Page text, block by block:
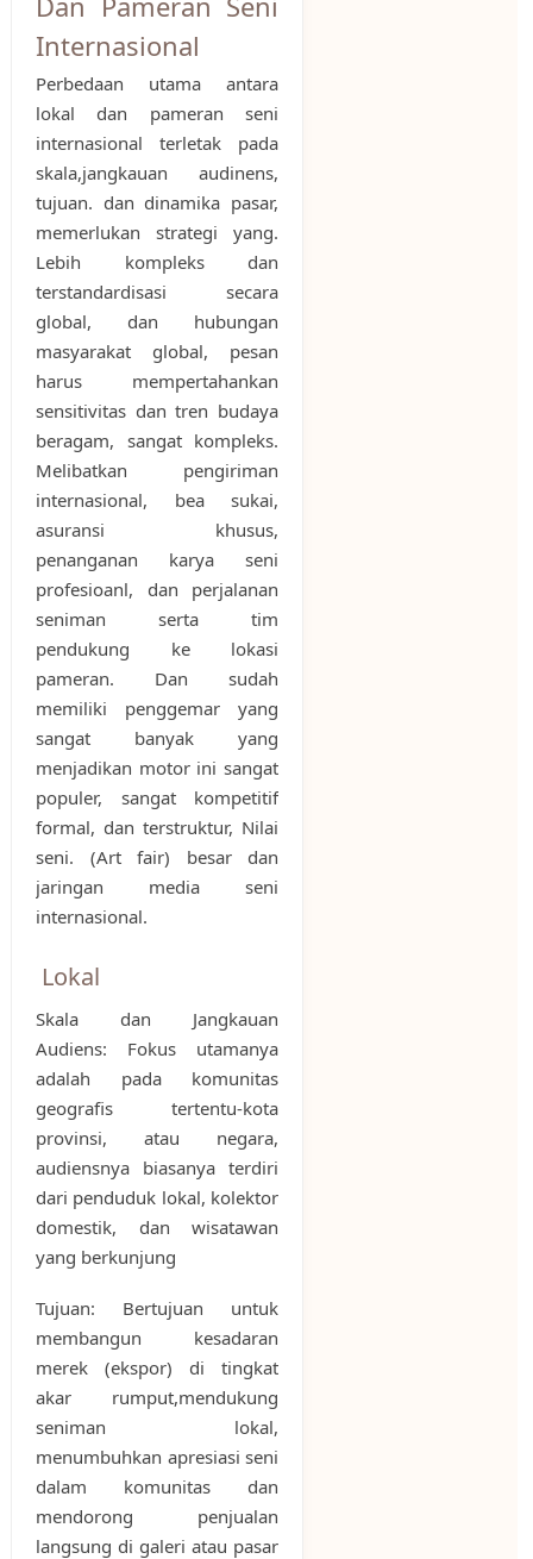
Internasional
Perbedaan utama antara
lokal dan pameran seni
internasional terletak pada
skala,jangkauan audinens,
tujuan. dan dinamika pasar,
memerlukan strategi yang.
Lebih kompleks dan
terstandardisasi secara
global, dan hubungan
masyarakat global, pesan
harus mempertahankan
sensitivitas dan tren budaya
beragam, sangat kompleks.
Melibatkan pengiriman
internasional, bea sukai,
asuransi khusus,
penanganan karya seni
profesioanl, dan perjalanan
seniman serta tim
pendukung ke lokasi
pameran. Dan sudah
memiliki penggemar yang
sangat banyak yang
menjadikan motor ini sangat
populer, sangat kompetitif
formal, dan terstruktur, Nilai
seni. (Art fair) besar dan
jaringan media seni
internasional.
Lokal
Skala dan Jangkauan
Audiens: Fokus utamanya
adalah pada komunitas
geografis tertentu-kota
provinsi, atau negara,
audiensnya biasanya terdiri
dari penduduk lokal, kolektor
domestik, dan wisatawan
yang berkunjung
Tujuan: Bertujuan untuk
membangun kesadaran
merek (ekspor) di tingkat
akar rumput,mendukung
seniman lokal,
menumbuhkan apresiasi seni
dalam komunitas dan
mendorong penjualan
langsung di galeri atau pasar